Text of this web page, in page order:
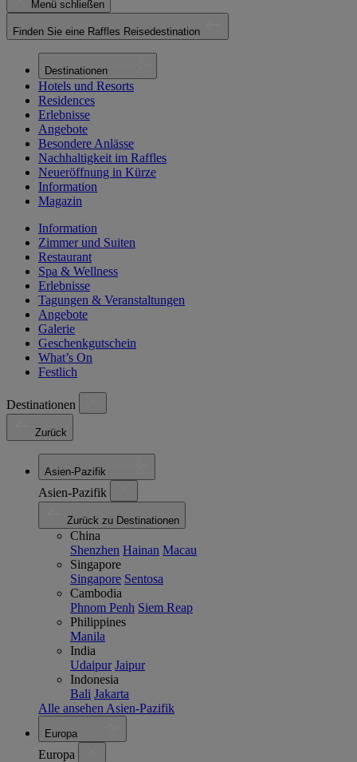
Menü schließen
Finden Sie eine Raffles Reisedestination
Destinationen
Hotels und Resorts
Residences
Erlebnisse
Angebote
Besondere Anlässe
Nachhaltigkeit im Raffles
Neueröffnung in Kürze
Information
Magazin
Information
Zimmer und Suiten
Restaurant
Spa & Wellness
Erlebnisse
Tagungen & Veranstaltungen
Angebote
Galerie
Geschenkgutschein
What’s On
Festlich
Destinationen
Zurück
Asien-Pazifik
Asien-Pazifik
Zurück zu Destinationen
China
Shenzhen Hainan Macau
Singapore
Singapore Sentosa
Cambodia
Phnom Penh Siem Reap
Philippines
Manila
India
Udaipur Jaipur
Indonesia
Bali Jakarta
Alle ansehen Asien-Pazifik
Europa
Europa